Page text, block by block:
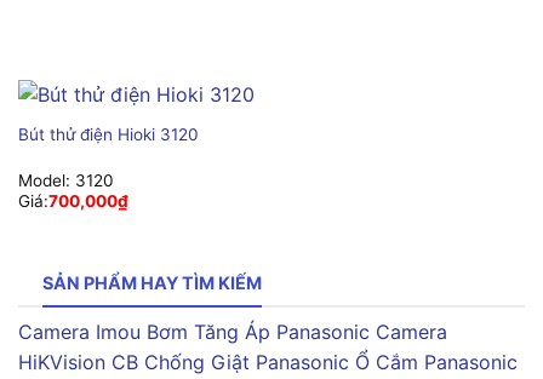
Bút thử điện Hioki 3120
Model: 3120
Giá:700,000₫
SẢN PHẨM HAY TÌM KIẾM
Camera Imou Bơm Tăng Áp Panasonic Camera
HiKVision CB Chống Giật Panasonic Ổ Cắm Panasonic